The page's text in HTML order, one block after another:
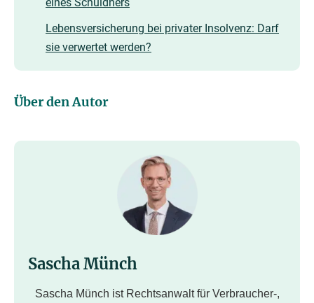
Lebensversicherung bei privater Insolvenz: Darf
sie verwertet werden?
Über den Autor
Sascha Münch
Sascha Münch ist Rechtsanwalt für Verbraucher-,